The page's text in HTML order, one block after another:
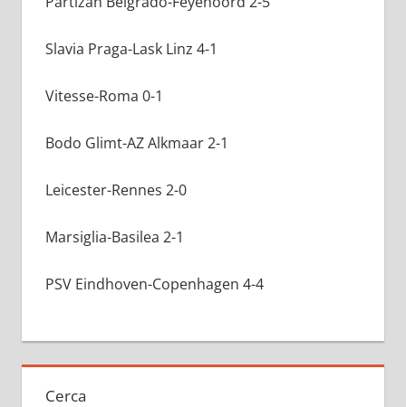
Slavia Praga-Lask Linz 4-1
Vitesse-Roma 0-1
Bodo Glimt-AZ Alkmaar 2-1
Leicester-Rennes 2-0
Marsiglia-Basilea 2-1
PSV Eindhoven-Copenhagen 4-4
Cerca